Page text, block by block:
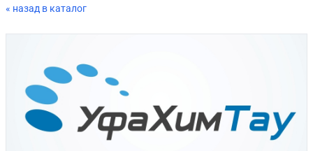
« назад в каталог